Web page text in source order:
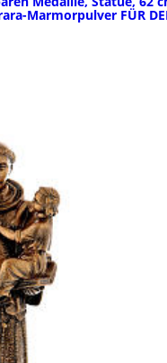
Marmorpulver FÜR